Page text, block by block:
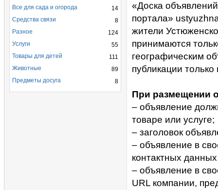
«Доска
портала»
жители
принимаются
географическим
публикации
При размещении
– объявление
товаре или услуге;
– заголовок
– объявление в
контактных
– объявление в
URL компании,
14
Все для сада и огорода
8
Средства связи
124
Разное
55
Услуги
111
Товары для детей
89
Животные
8
Предметы досуга